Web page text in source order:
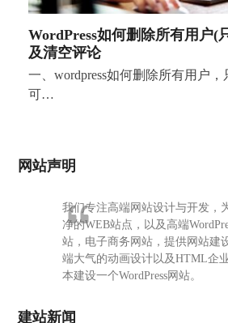
WordPress如何删除所有用户(
及清空评论
一、wordpress如何删除所有用户
可…
网站声明
我们专注高端网站设计与开发，
净的WEB站点，以及高端
站，电子商务网站，提供网站建
端大气的动画设计以及HTML企
本建设一个WordPress网站。
建站新闻